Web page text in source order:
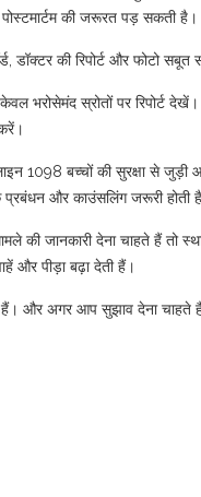
पोस्टमार्टम की जरूरत पड़ सकती है।
डॉक्टर की रिपोर्ट और फोटो
भरोसेमंद स्रोतों पर
1098 बच्चों की सुरक्षा से जुड़ी
और काउंसलिंग जरूरी होती
की जानकारी देना चाहते हैं तो
और पीड़ा बढ़ा देती हैं।
और अगर आप सुझाव देना चाहते